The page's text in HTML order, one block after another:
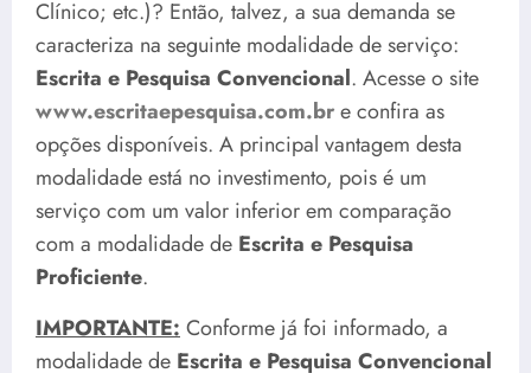
Clínico; etc.)? Então, talvez, a sua demanda se
caracteriza na seguinte modalidade de serviço:
Escrita e Pesquisa Convencional. Acesse o site
www.escritaepesquisa.com.bre confira as
opções disponíveis. A principal vantagem desta
modalidade está no investimento, pois é um
serviço com um valor inferior em comparação
com a modalidade de Escrita e Pesquisa
Proficiente.
IMPORTANTE: Conforme já foi informado, a
modalidade de Escrita e Pesquisa Convencional